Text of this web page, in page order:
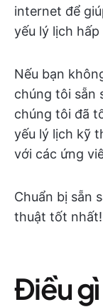
internet để
yếu lý lịch hấp
Nếu bạn
chúng tôi sẵn
chúng tôi đã
yếu lý lịch kỹ
với các ứng
Chuẩn bị sẵn
thuật tốt nhất!
Điều